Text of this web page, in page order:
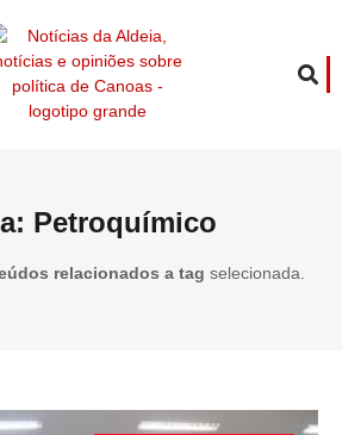
Petroquímico
relacionados a tag selecionada.